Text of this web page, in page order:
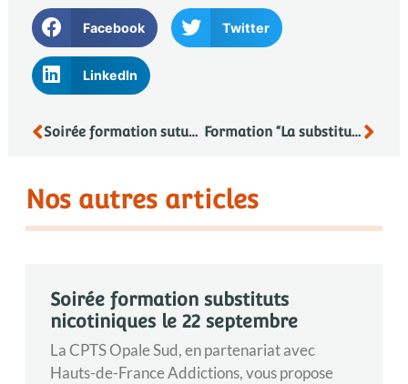
Facebook Twitter
LinkedIn
Soirée formation sutures cutanées à Neufchâtel-Hardelot Formation “La substitution nicotinique en pratique” le 16 juin
Nos autres articles
Soirée formation substituts
nicotiniques le 22 septembre
La CPTS Opale Sud, en partenariat avec
Hauts-de-France Addictions, vous propose